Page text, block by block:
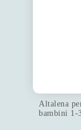
Altalena
bambini 1-